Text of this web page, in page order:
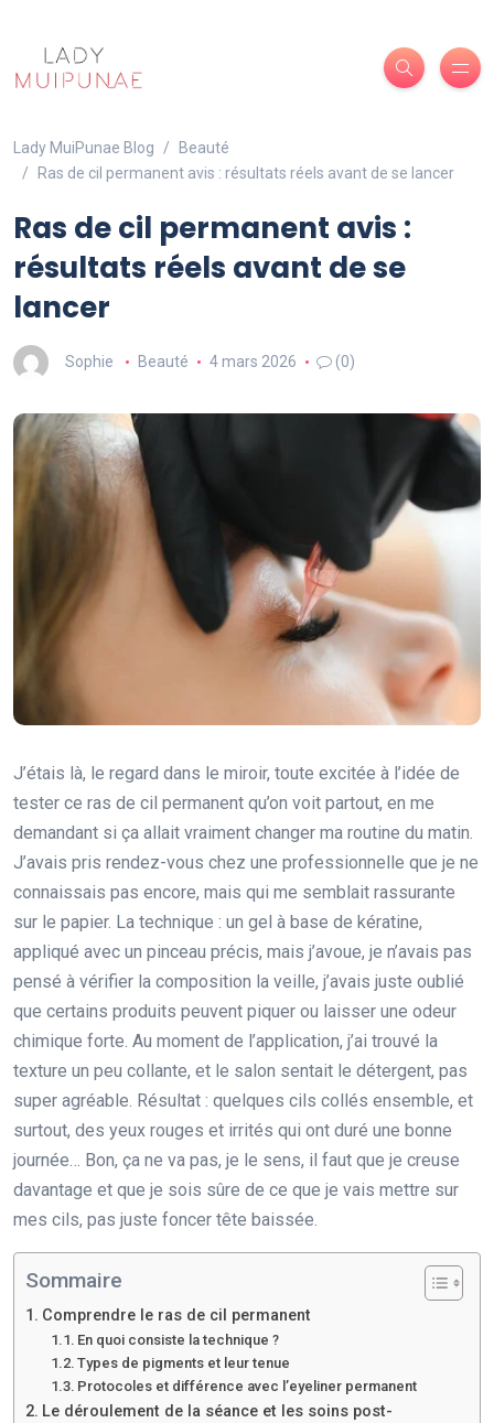
Lady MuiPunae Blog
Beauté
Ras de cil permanent avis : résultats réels avant de se lancer
Ras de cil permanent avis :
résultats réels avant de se
lancer
Sophie Beauté 4 mars 2026 (0)
J’étais là, le regard dans le miroir, toute excitée à l’idée de
tester ce ras de cil permanent qu’on voit partout, en me
demandant si ça allait vraiment changer ma routine du matin.
J’avais pris rendez-vous chez une professionnelle que je ne
connaissais pas encore, mais qui me semblait rassurante
sur le papier. La technique : un gel à base de kératine,
appliqué avec un pinceau précis, mais j’avoue, je n’avais pas
pensé à vérifier la composition la veille, j’avais juste oublié
que certains produits peuvent piquer ou laisser une odeur
chimique forte. Au moment de l’application, j’ai trouvé la
texture un peu collante, et le salon sentait le détergent, pas
super agréable. Résultat : quelques cils collés ensemble, et
surtout, des yeux rouges et irrités qui ont duré une bonne
journée… Bon, ça ne va pas, je le sens, il faut que je creuse
davantage et que je sois sûre de ce que je vais mettre sur
mes cils, pas juste foncer tête baissée.
Sommaire
Comprendre le ras de cil permanent
En quoi consiste la technique ?
Types de pigments et leur tenue
Protocoles et différence avec l’eyeliner permanent
Le déroulement de la séance et les soins post-